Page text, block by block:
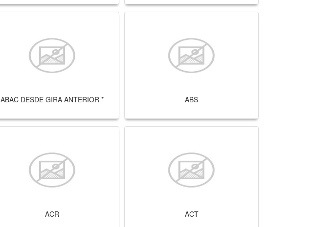
ABAC DESDE GIRA ANTERIOR * ABS
ACR ACT